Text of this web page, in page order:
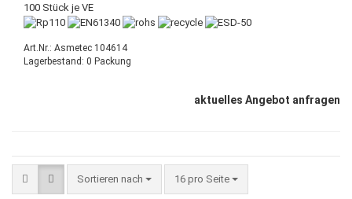
100 Stück je VE
Art.Nr.: Asmetec 104614
Lagerbestand: 0 Packung
aktuelles Angebot anfragen
Sortieren nach 16 pro Seite